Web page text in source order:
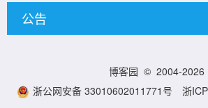
公告
博客园 © 2004-2026
浙公网安备 33010602011771号
浙